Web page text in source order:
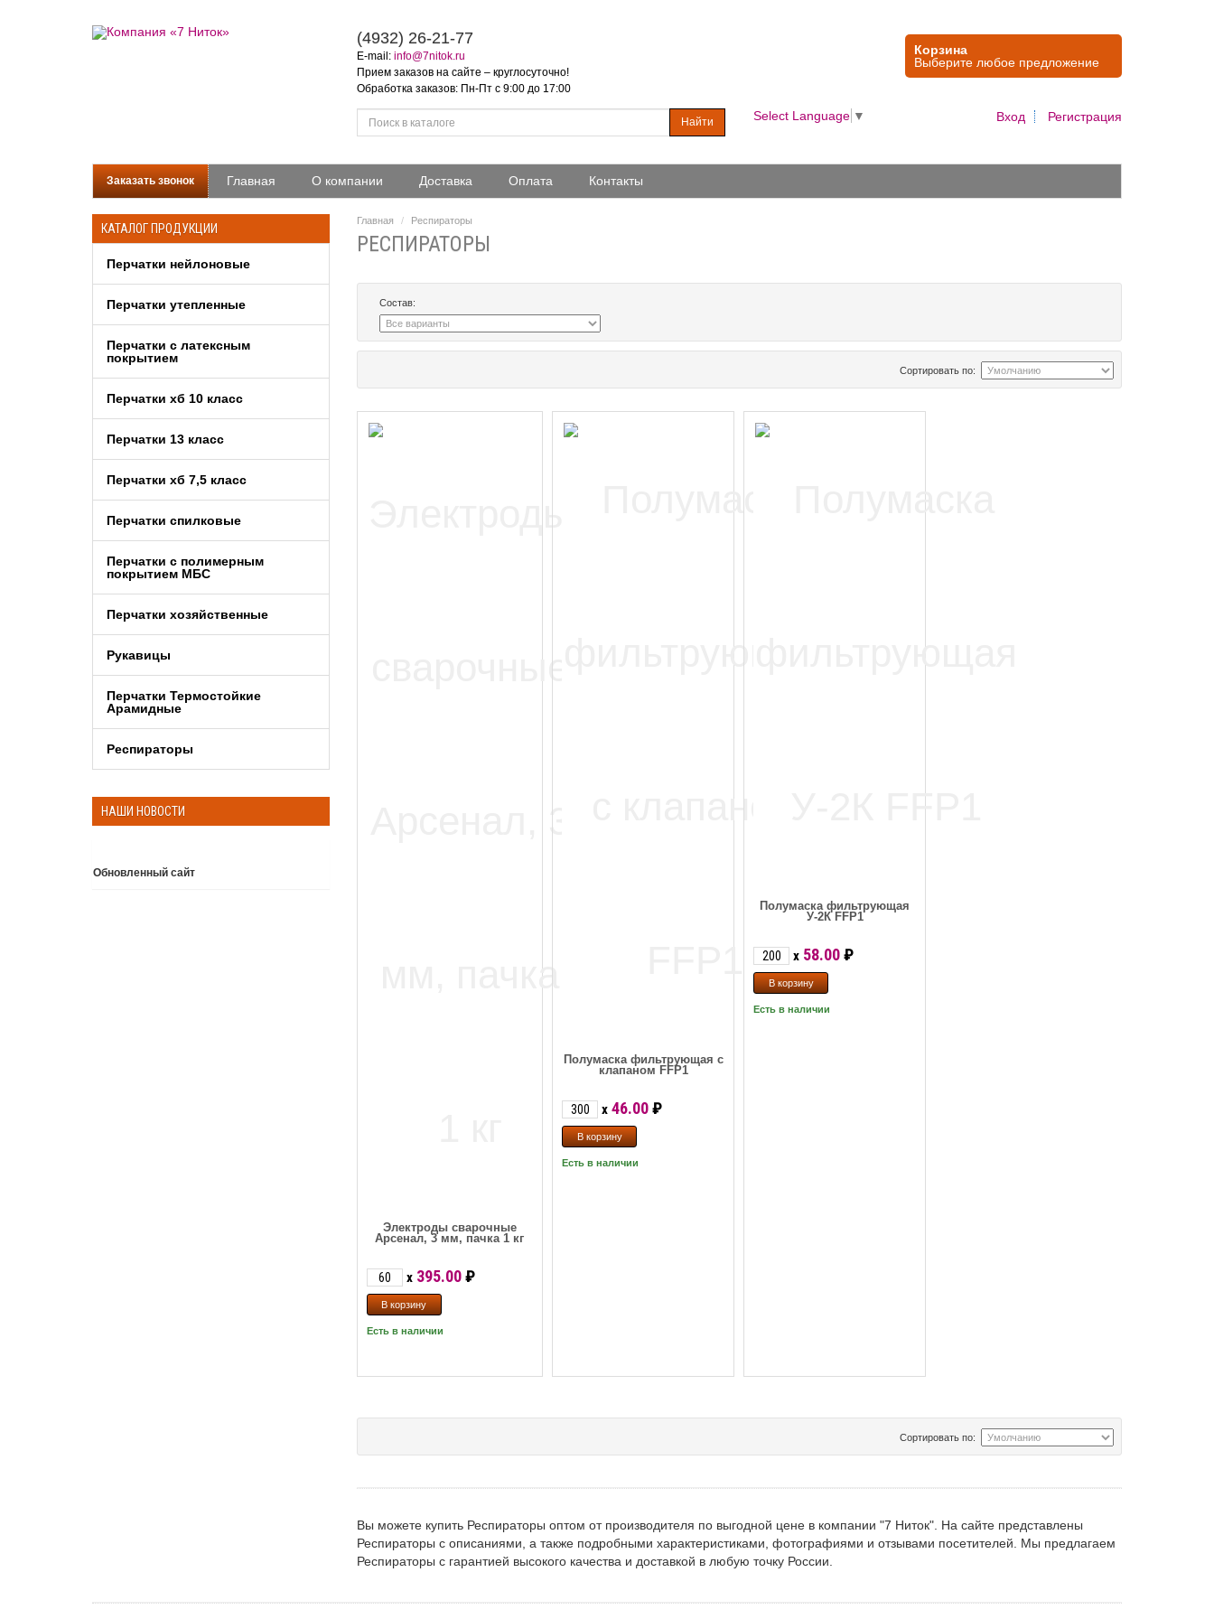
(4932) 26-21-77
E-mail: info@7nitok.ru
Прием заказов на сайте – круглосуточно!
Обработка заказов: Пн-Пт с 9:00 до 17:00
Корзина
Выберите любое предложение
Найти Вход Регистрация
Select Language ▼
Заказать звонок Главная О компании Доставка Оплата Контакты
КАТАЛОГ ПРОДУКЦИИ
Перчатки нейлоновые
Перчатки утепленные
Перчатки c латексным
покрытием
Перчатки хб 10 класс
Перчатки 13 класс
Перчатки хб 7,5 класс
Перчатки спилковые
Перчатки с полимерным
покрытием МБС
Перчатки хозяйственные
Рукавицы
Перчатки Термостойкие
Арамидные
Респираторы
НАШИ НОВОСТИ
Обновленный сайт
Главная Респираторы
РЕСПИРАТОРЫ
Состав:
Сортировать по:
Электроды сварочные
Арсенал, 3 мм, пачка 1 кг
x 395.00 ₽
Есть в наличии
Полумаска фильтрующая с
клапаном FFP1
x 46.00 ₽
Есть в наличии
Полумаска фильтрующая
У-2К FFP1
x 58.00 ₽
Есть в наличии
Сортировать по:
Вы можете купить Респираторы оптом от производителя по выгодной цене в компании "7 Ниток". На сайте представлены
Респираторы с описаниями, а также подробными характеристиками, фотографиями и отзывами посетителей. Мы предлагаем
Респираторы с гарантией высокого качества и доставкой в любую точку России.